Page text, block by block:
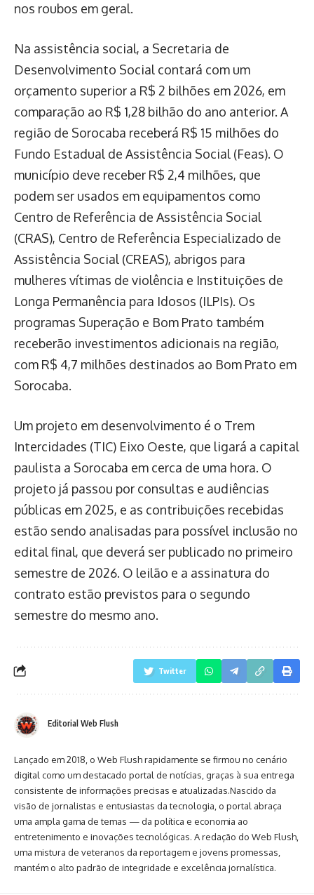
nos roubos em geral.
Na assistência social, a Secretaria de
Desenvolvimento Social contará com um
orçamento superior a R$ 2 bilhões em 2026, em
comparação ao R$ 1,28 bilhão do ano anterior. A
região de Sorocaba receberá R$ 15 milhões do
Fundo Estadual de Assistência Social (Feas). O
município deve receber R$ 2,4 milhões, que
podem ser usados em equipamentos como
Centro de Referência de Assistência Social
(CRAS), Centro de Referência Especializado de
Assistência Social (CREAS), abrigos para
mulheres vítimas de violência e Instituições de
Longa Permanência para Idosos (ILPIs). Os
programas Superação e Bom Prato também
receberão investimentos adicionais na região,
com R$ 4,7 milhões destinados ao Bom Prato em
Sorocaba.
Um projeto em desenvolvimento é o Trem
Intercidades (TIC) Eixo Oeste, que ligará a capital
paulista a Sorocaba em cerca de uma hora. O
projeto já passou por consultas e audiências
públicas em 2025, e as contribuições recebidas
estão sendo analisadas para possível inclusão no
edital final, que deverá ser publicado no primeiro
semestre de 2026. O leilão e a assinatura do
contrato estão previstos para o segundo
semestre do mesmo ano.
Twitter
Editorial Web Flush
Lançado em 2018, o Web Flush rapidamente se firmou no cenário
digital como um destacado portal de notícias, graças à sua entrega
consistente de informações precisas e atualizadas.Nascido da
visão de jornalistas e entusiastas da tecnologia, o portal abraça
uma ampla gama de temas — da política e economia ao
entretenimento e inovações tecnológicas. A redação do Web Flush,
uma mistura de veteranos da reportagem e jovens promessas,
mantém o alto padrão de integridade e excelência jornalística.